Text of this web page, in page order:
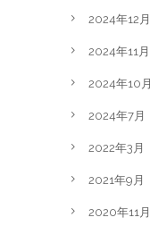
2024年12月
2024年11月
2024年10月
2024年7月
2022年3月
2021年9月
2020年11月